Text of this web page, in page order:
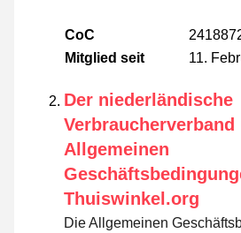
CoC
Mitglied seit
11.
Der niederländische
Allgemeinen
Thuiswinkel.org
Die Allgemeinen